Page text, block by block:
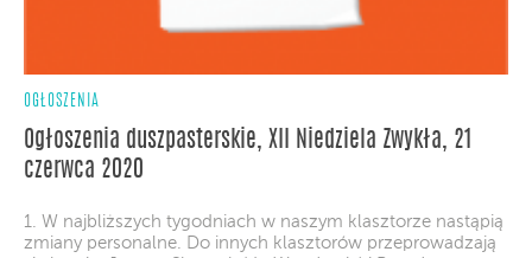
OGŁOSZENIA
Ogłoszenia duszpasterskie, XII Niedziela Zwykła, 21
czerwca 2020
1. W najbliższych tygodniach w naszym klasztorze nastąpią
zmiany personalne. Do innych klasztorów przeprowadzają